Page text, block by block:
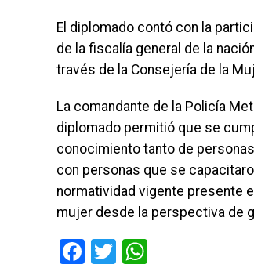
El diplomado contó con la
de la fiscalía general de la
través de la Consejería de la
La comandante de la Policía
diplomado permitió que se
conocimiento tanto de
con personas que se
normatividad vigente presente
mujer desde la perspectiva de
Facebook
Twitter